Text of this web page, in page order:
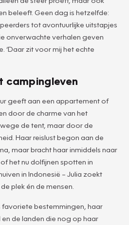
beleeft. Geen dag is hetzelfde:
tot avontuurlijke uitstapjes
onverwachte verhalen geven
‘Daar zit voor mij het echte
campingleven
geeft aan een appartement of
door de charme van het
de tent, maar door de
Haar reislust begon aan de
maar bracht haar inmiddels naar
het nu dolfijnen spotten in
in Indonesië – Julia zoekt
plek én de mensen.
favoriete bestemmingen, haar
de landen die nog op haar